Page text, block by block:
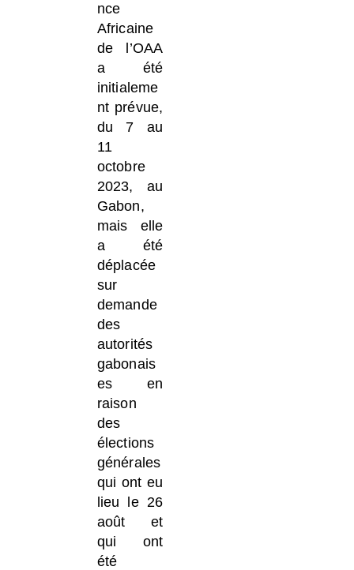
nce
Africaine
de l’OAA
a été
initialeme
nt prévue,
du 7 au
11
octobre
2023, au
Gabon,
mais elle
a été
déplacée
sur
demande
des
autorités
gabonais
es en
raison
des
élections
générales
qui ont eu
lieu le 26
août et
qui ont
été